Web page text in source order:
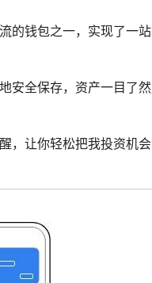
的钱包之一，实现了一
安全保存，资产一目了
，让你轻松把我投资机